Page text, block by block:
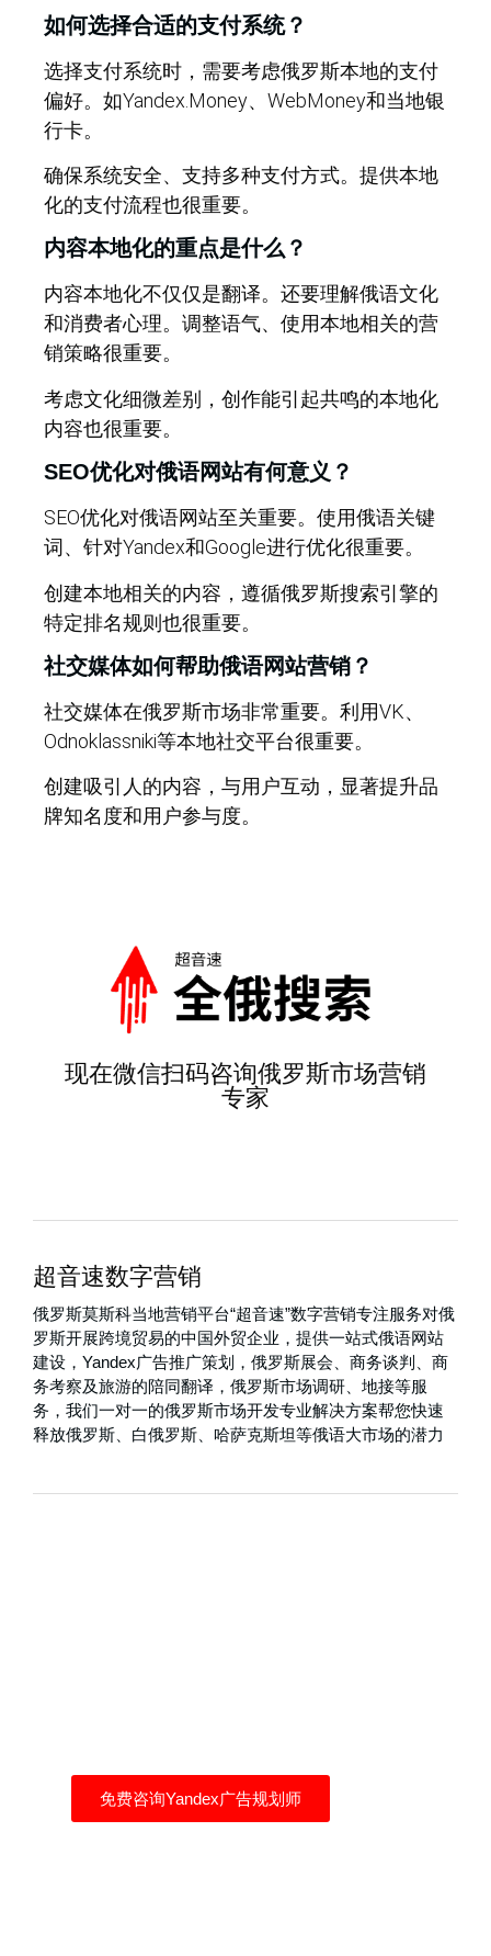
如何选择合适的支付系统？
选择支付系统时，需要考虑俄罗斯本地的支付
偏好。如Yandex.Money、WebMoney和当地银
行卡。
确保系统安全、支持多种支付方式。提供本地
化的支付流程也很重要。
内容本地化的重点是什么？
内容本地化不仅仅是翻译。还要理解俄语文化
和消费者心理。调整语气、使用本地相关的营
销策略很重要。
考虑文化细微差别，创作能引起共鸣的本地化
内容也很重要。
SEO优化对俄语网站有何意义？
SEO优化对俄语网站至关重要。使用俄语关键
词、针对Yandex和Google进行优化很重要。
创建本地相关的内容，遵循俄罗斯搜索引擎的
特定排名规则也很重要。
社交媒体如何帮助俄语网站营销？
社交媒体在俄罗斯市场非常重要。利用VK、
Odnoklassniki等本地社交平台很重要。
创建吸引人的内容，与用户互动，显著提升品
牌知名度和用户参与度。
现在微信扫码咨询俄罗斯市场营销
专家
超音速数字营销
俄罗斯莫斯科当地营销平台“超音速”数字营销专注服务对俄
罗斯开展跨境贸易的中国外贸企业，提供一站式俄语网站
建设，Yandex广告推广策划，俄罗斯展会、商务谈判、商
务考察及旅游的陪同翻译，俄罗斯市场调研、地接等服
务，我们一对一的俄罗斯市场开发专业解决方案帮您快速
释放俄罗斯、白俄罗斯、哈萨克斯坦等俄语大市场的潜力
免费咨询Yandex广告规划师